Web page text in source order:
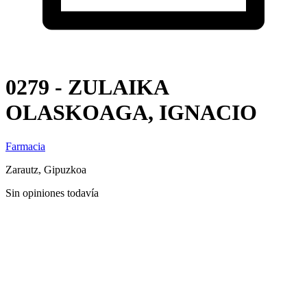
0279 - ZULAIKA
OLASKOAGA, IGNACIO
Farmacia
Zarautz, Gipuzkoa
Sin opiniones todavía